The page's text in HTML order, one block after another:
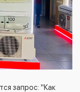
запрос: "Как